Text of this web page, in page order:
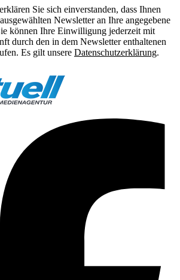
Sie sich einverstanden, dass Ihnen
Newsletter an Ihre angegebene
können Ihre Einwilligung jederzeit mit
durch den in dem Newsletter enthaltenen
Es gilt unsere Datenschutzerklärung.